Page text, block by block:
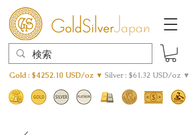
Gold : $4252.10 USD/oz ▼ Silver : $61.32 USD/oz ▼